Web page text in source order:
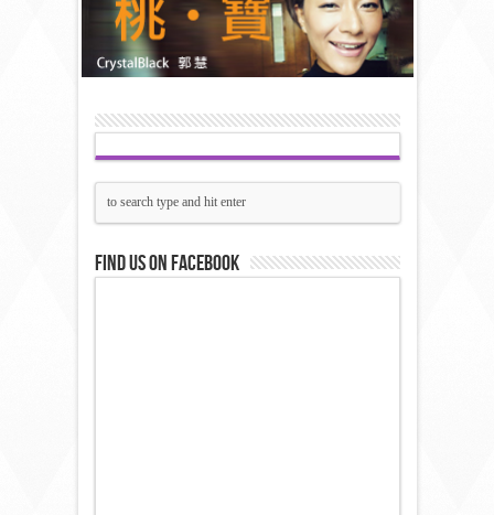
Find us on Facebook